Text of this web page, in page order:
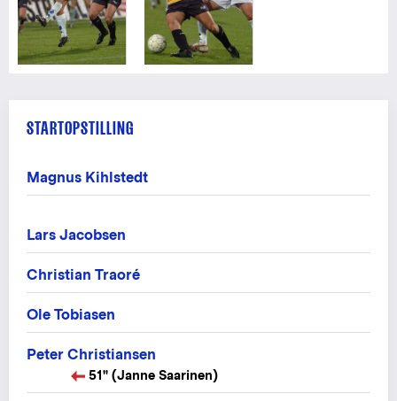
STARTOPSTILLING
Magnus Kihlstedt
Lars Jacobsen
Christian Traoré
Ole Tobiasen
Peter Christiansen
51" (Janne Saarinen)